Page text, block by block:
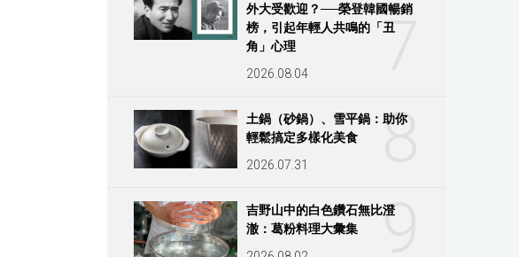
7
外大受歡迎？──榮登韓國暢銷
榜，引起年輕人共鳴的「丑
角」心理
2026.08.04
8
土鍋（砂鍋）、雪平鍋：助你
輕鬆搞定多樣化美食
2026.07.31
9
吉野山中的白色鑽石無比澄
澈：葛粉料理大彙集